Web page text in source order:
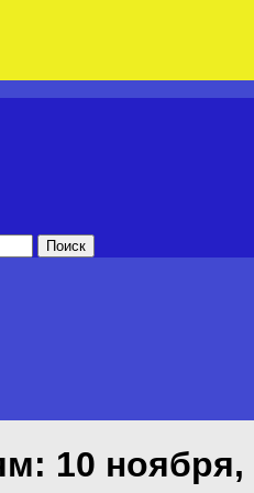
10 ноября,